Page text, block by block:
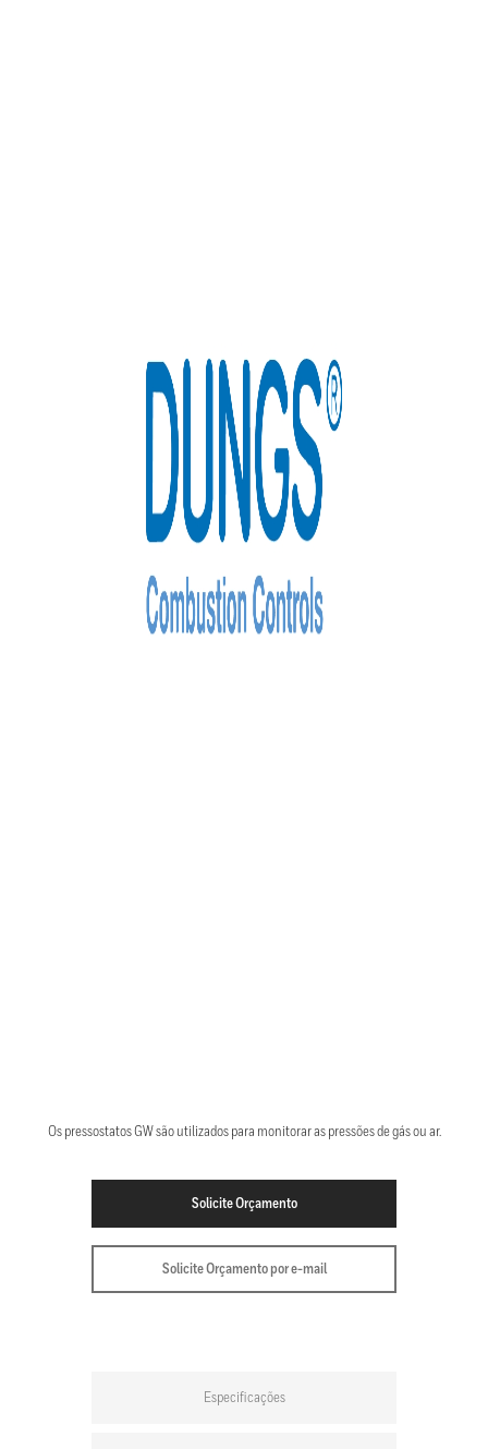
Os pressostatos GW são utilizados para monitorar as pressões de gás ou ar.
Solicite Orçamento
Solicite Orçamento por e-mail
Especificações